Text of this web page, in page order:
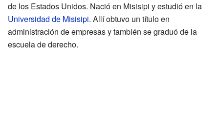
de los Estados Unidos. Nació en Misisipi y estudió en la
Universidad de Misisipi. Allí obtuvo un título en
administración de empresas y también se graduó de la
escuela de derecho.